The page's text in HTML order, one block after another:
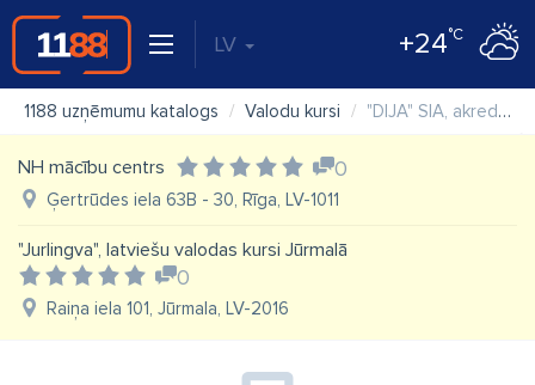
LV +24°C
1188 uzņēmumu katalogs Valodu kursi "DIJA" SIA, akreditēts mācību centrs
NH mācību centrs 0
Ģertrūdes iela 63B - 30, Rīga, LV-1011
"Jurlingva", latviešu valodas kursi Jūrmalā
0
Raiņa iela 101, Jūrmala, LV-2016